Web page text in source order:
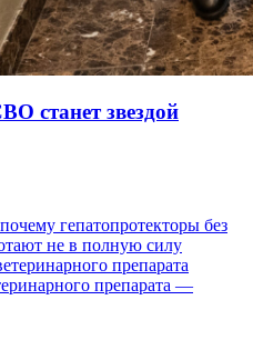
станет звездой
гепатопротекторы без
не в полную силу
препарата
препарата —